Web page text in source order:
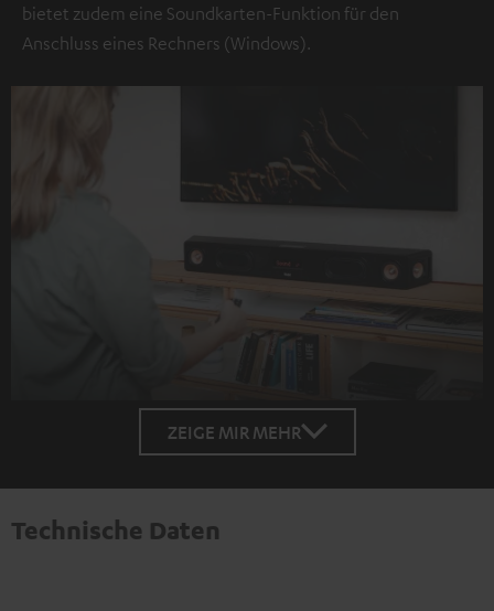
bietet zudem eine Soundkarten-Funktion für den
Anschluss eines Rechners (Windows).
ZEIGE MIR MEHR
Technische Daten